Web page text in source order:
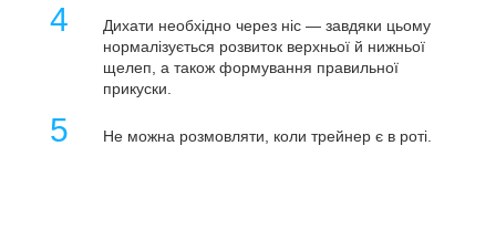
4
Дихати необхідно через ніс — завдяки цьому
нормалізується розвиток верхньої й нижньої
щелеп, а також формування правильної
прикуски.
5 Не можна розмовляти, коли трейнер є в роті.